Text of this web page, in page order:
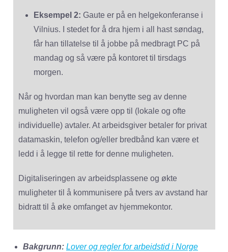
Eksempel 2: Gaute er på en helgekonferanse i
Vilnius. I stedet for å dra hjem i all hast søndag,
får han tillatelse til å jobbe på medbragt PC på
mandag og så være på kontoret til tirsdags
morgen.
Når og hvordan man kan benytte seg av denne
muligheten vil også være opp til (lokale og ofte
individuelle) avtaler. At arbeidsgiver betaler for privat
datamaskin, telefon og/eller bredbånd kan være et
ledd i å legge til rette for denne muligheten.
Digitaliseringen av arbeidsplassene og økte
muligheter til å kommunisere på tvers av avstand har
bidratt til å øke omfanget av hjemmekontor.
Bakgrunn: Lover og regler for arbeidstid i Norge